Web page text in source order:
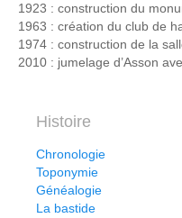
1923 : construction du
1963 : création du club de
1974 : construction de la
2010 : jumelage d’Asson
Histoire
Chronologie
Toponymie
Généalogie
La bastide